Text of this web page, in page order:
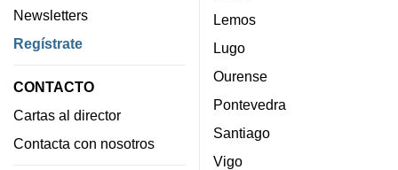
Newsletters
Regístrate
CONTACTO
Cartas al director
Contacta con nosotros
Lemos
Lugo
Ourense
Pontevedra
Santiago
Vigo